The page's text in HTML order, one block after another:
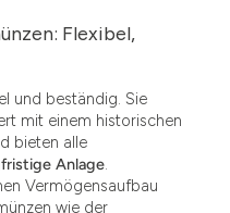
Flexibel,
und beständig. Sie
mit einem historischen
bieten alle
Anlage.
Vermögensaufbau
wie der